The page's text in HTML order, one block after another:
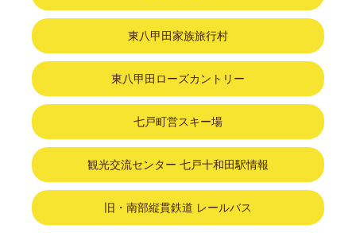
東八甲田家族旅行村
東八甲田ローズカントリー
七戸町営スキー場
観光交流センター 七戸十和田駅情報
旧・南部縦貫鉄道 レールバス